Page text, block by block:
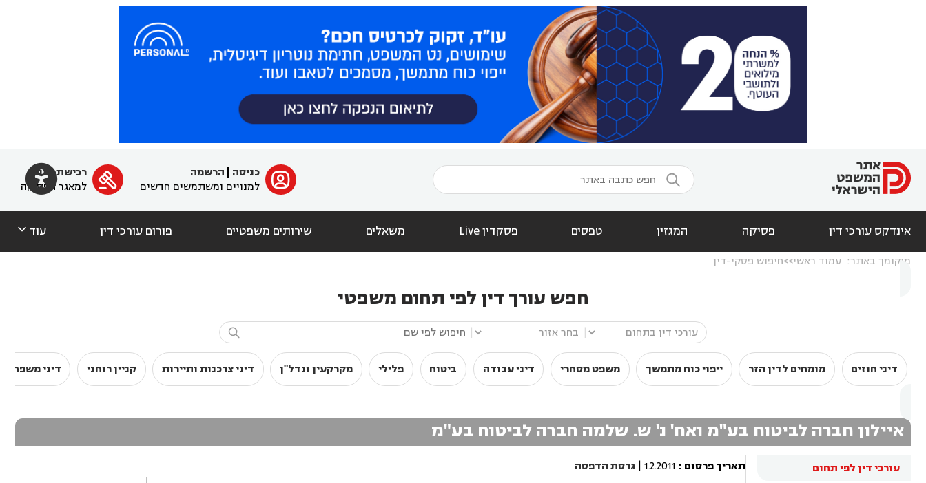
  ﱐ כניסה
הרשמה
למנויים ומשתמשים חדשים

רכישת מנוי
למאגר הפסיקה
אינדקס עורכי דין פסיקה המגזין טפסים פסקדין Live משאלים שירותים משפטיים פורום עורכי דין עוד 
מיקומך באתר: עמוד ראשי חיפוש פסקי-דין
חפש עורך דין לפי תחום משפטי

דיני חוזים מומחים לדין הזר ייפוי כוח מתמשך משפט מסחרי דיני עבודה ביטוח פלילי מקרקעין ונדל"ן דיני צרכנות ותיירות קניין רוחני דיני משפחה
איילון חברה לביטוח בע"מ ואח' נ' ש. שלמה חברה לביטוח בע"מ
עורכי דין לפי תחום
תאריך פרסום :
1.2.2011
| גרסת הדפסה